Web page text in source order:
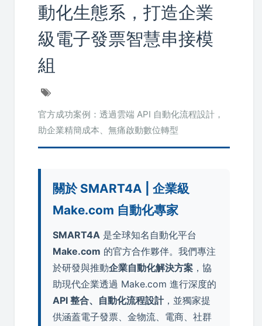
動化生態系，打造企業
級電子發票智慧串接模
組
官方成功案例：透過雲端 API 自動化流程設計，
助企業精簡成本、無痛啟動數位轉型
關於 SMART4A | 企業級
Make.com 自動化專家
SMART4A 是全球知名自動化平台
Make.com 的官方合作夥伴。我們專注
於研發與推動企業自動化解決方案 ，協
助現代企業透過 Make.com 進行深度的
API 整合、自動化流程設計，並獨家提
供涵蓋電子發票、金物流、電商、社群